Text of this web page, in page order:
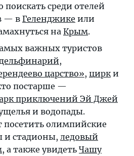
среди отелей
— в Геленджике или
на Крым.
важных туристов
дельфинарий,
царство», цирк и
постарше —
приключений Эй Джей
и водопады.
посетить олимпийские
и стадионы, ледовый
, а также увидеть Чашу